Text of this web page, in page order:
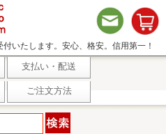
いたします。安心、格安。信用第一！
支払い・配送
ご注文方法